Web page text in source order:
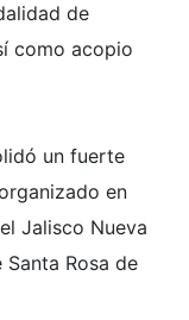
de
como acopio
un fuerte
en
Jalisco Nueva
Rosa de